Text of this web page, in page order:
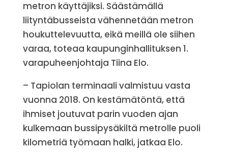
metron käyttäjiksi. Säästämällä
liityntäbusseista vähennetään metron
houkuttelevuutta, eikä meillä ole siihen
varaa, toteaa kaupunginhallituksen 1.
varapuheenjohtaja Tiina Elo.
– Tapiolan terminaali valmistuu vasta
vuonna 2018. On kestämätöntä, että
ihmiset joutuvat parin vuoden ajan
kulkemaan bussipysäkiltä metrolle puoli
kilometriä työmaan halki, jatkaa Elo.